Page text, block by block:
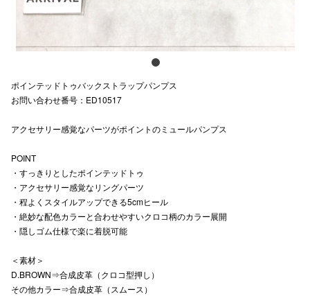
ポインテッドトゥバックストラップパンプス
お問い合わせ番号：ED10517
アクセサリー感覚なパーツがポイントのミュールパンプス
POINT
・すっきりとしたポインテッドトゥ
・アクセサリー感覚なリングパーツ
・程よくスタイルアップできる5cmヒール
・絶妙な配色カラーと合わせやすいクロコ柄のカラー展開
・隠しゴム仕様で楽に着脱可能
＜素材＞
D.BROWN⇒合成皮革（クロコ型押し）
その他カラー⇒合成皮革（スムース）